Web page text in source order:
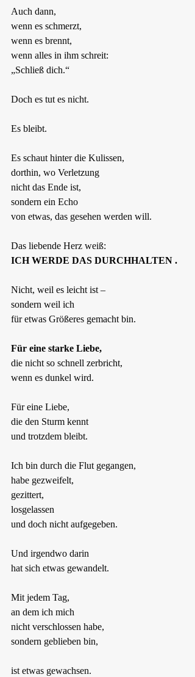
Auch dann,
wenn es schmerzt,
wenn es brennt,
wenn alles in ihm schreit:
„Schließ dich.“
Doch es tut es nicht.
Es bleibt.
Es schaut hinter die Kulissen,
dorthin, wo Verletzung
nicht das Ende ist,
sondern ein Echo
von etwas, das gesehen werden will.
Das liebende Herz weiß:
ICH WERDE DAS DURCHHALTEN .
Nicht, weil es leicht ist –
sondern weil ich
für etwas Größeres gemacht bin.
Für eine starke Liebe,
die nicht so schnell zerbricht,
wenn es dunkel wird.
Für eine Liebe,
die den Sturm kennt
und trotzdem bleibt.
Ich bin durch die Flut gegangen,
habe gezweifelt,
gezittert,
losgelassen
und doch nicht aufgegeben.
Und irgendwo darin
hat sich etwas gewandelt.
Mit jedem Tag,
an dem ich mich
nicht verschlossen habe,
sondern geblieben bin,
ist etwas gewachsen.